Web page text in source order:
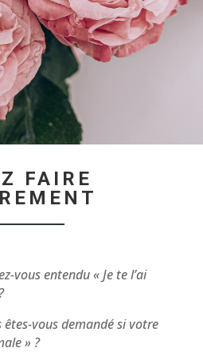
FAIRE
vous entendu « Je te l’ai
êtes-vous demandé si votre
» ?